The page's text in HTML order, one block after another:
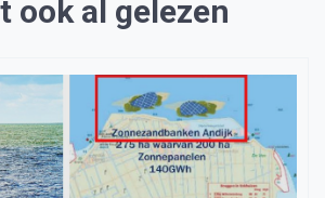
ook al gelezen